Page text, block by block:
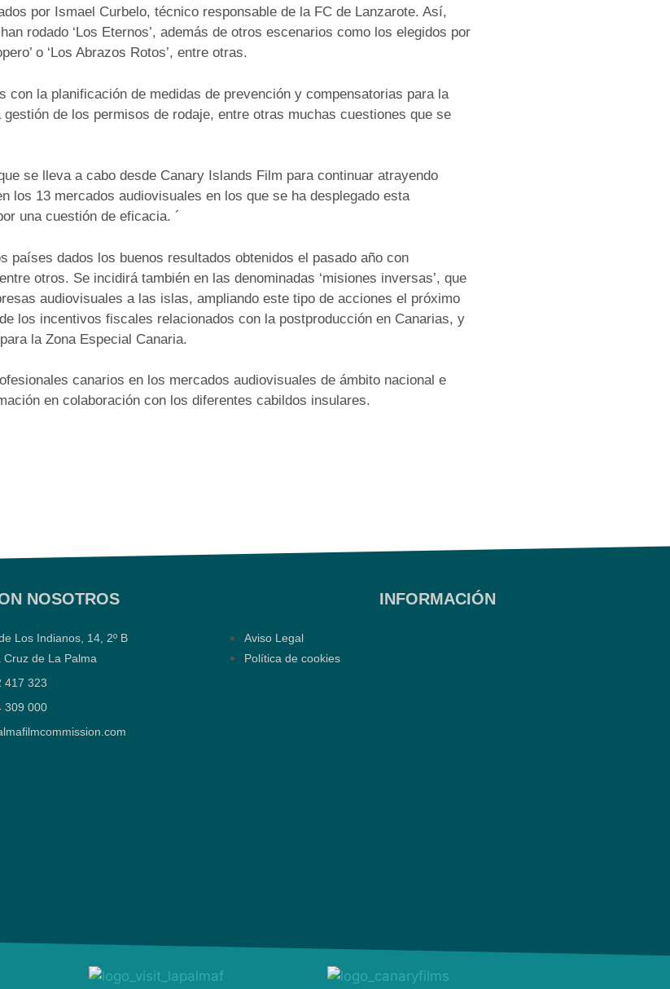
por Ismael Curbelo, técnico responsable de la FC de Lanzarote. Así,
rodado ‘Los Eternos’, además de otros escenarios como los elegidos por
o ‘Los Abrazos Rotos’, entre otras.
la planificación de medidas de prevención y compensatorias para la
de los permisos de rodaje, entre otras muchas cuestiones que se
se lleva a cabo desde Canary Islands Film para continuar atrayendo
los 13 mercados audiovisuales en los que se ha desplegado esta
una cuestión de eficacia. ´
dados los buenos resultados obtenidos el pasado año con
otros. Se incidirá también en las denominadas ‘misiones inversas’, que
audiovisuales a las islas, ampliando este tipo de acciones el próximo
los incentivos fiscales relacionados con la postproducción en Canarias, y
la Zona Especial Canaria.
canarios en los mercados audiovisuales de ámbito nacional e
en colaboración con los diferentes cabildos insulares.
NOSOTROS
Los Indianos, 14, 2º B
Cruz de La Palma
417 323
309 000
INFORMACIÓN
Aviso Legal
Política de cookies